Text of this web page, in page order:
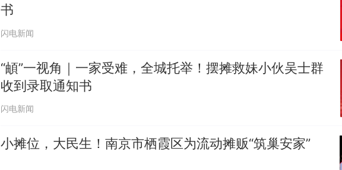
书
闪电新闻
“頔”一视角｜一家受难，全城托举！摆摊救妹小伙吴士群
收到录取通知书
闪电新闻
小摊位，大民生！南京市栖霞区为流动摊贩“筑巢安家”